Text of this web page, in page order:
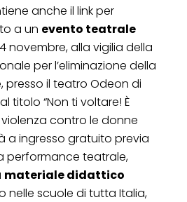
anche il link per
a un evento teatrale
novembre, alla vigilia della
per l’eliminazione della
presso il teatro Odeon di
titolo “Non ti voltare! È
contro le donne
a ingresso gratuito previa
performance teatrale,
materiale didattico
nelle scuole di tutta Italia,